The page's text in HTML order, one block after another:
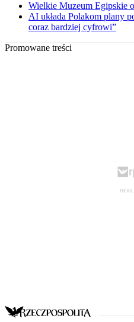
Wielkie Muzeum Egipskie
AI układa Polakom plany
coraz bardziej cyfrowi”
Promowane treści